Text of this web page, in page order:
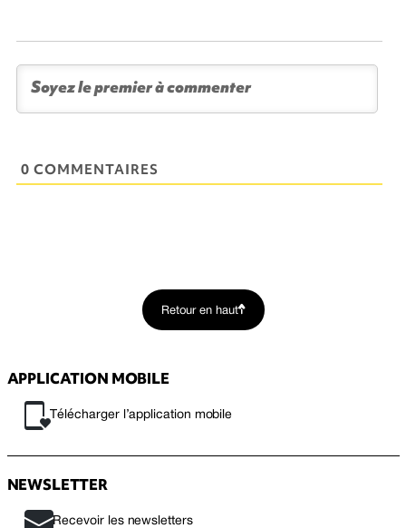
0 COMMENTAIRES
Retour en haut
APPLICATION MOBILE
Télécharger l’application mobile
NEWSLETTER
Recevoir les newsletters